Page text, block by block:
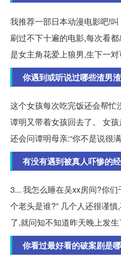
我推荐一部日本动漫电影吧!
刷过不下十遍的电影,每次看
是女主角花爱上狼男,生下一对
你遇到或听说过哪些渣男
这个女孩每次吃完饭还会帮忙
谭明又带着女孩回去了。 女
还会问谭明母亲:“你不是说很
有没有遇到被真人吓惨的
3... 我怎么睡在吴xx房间?你
个老头是谁?” 几个人还很谨
了,就问知不知道昨天晚上发生
你看过最好看的破案剧是